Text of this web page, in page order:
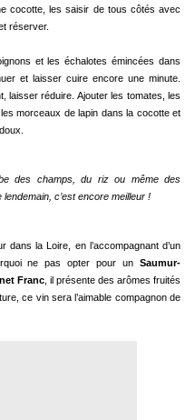
cocotte, les saisir de tous côtés avec
réserver.
et les échalotes émincées dans
et laisser cuire encore une minute.
laisser réduire. Ajouter les tomates, les
morceaux de lapin dans la cocotte et
des champs, du riz ou même des
c’est encore meilleur !
dans la Loire, en l’accompagnant d’un
ne pas opter pour un Saumur-
Franc , il présente des arômes fruités
ce vin sera l’aimable compagnon de